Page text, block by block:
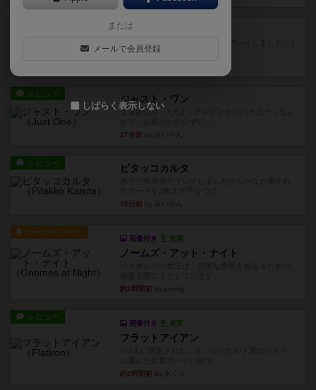
ハゲタカのえじき
から15までのカードがプ...
レビュー ジャスト・ワン
まぁ面白かった‼️よくテレビとかのバラエティなん
27分前
レビュー ピタッコカルタ
35分前
ルール/インスト
画像付き 充実
ノームズ・アット・ナイト
約1時間前
レビュー
画像付き 充実
フラットアイアン
約2時間前
または
メールで会員登録
しばらく表示しない